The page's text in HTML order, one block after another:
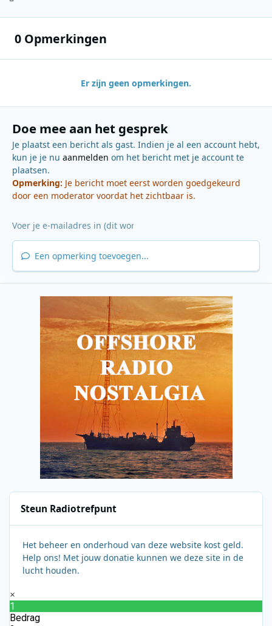
0 Opmerkingen
Er zijn geen opmerkingen.
Doe mee aan het gesprek
Je plaatst een bericht als gast. Indien je al een account hebt,
kun je je nu aanmelden om het bericht met je account te
plaatsen.
Opmerking: Je bericht moet eerst worden goedgekeurd
door een moderator voordat het zichtbaar is.
Een opmerking toevoegen...
Steun Radiotrefpunt
Het beheer en onderhoud van deze website kost geld.
Help ons! Met jouw donatie kunnen we deze site in de
lucht houden.